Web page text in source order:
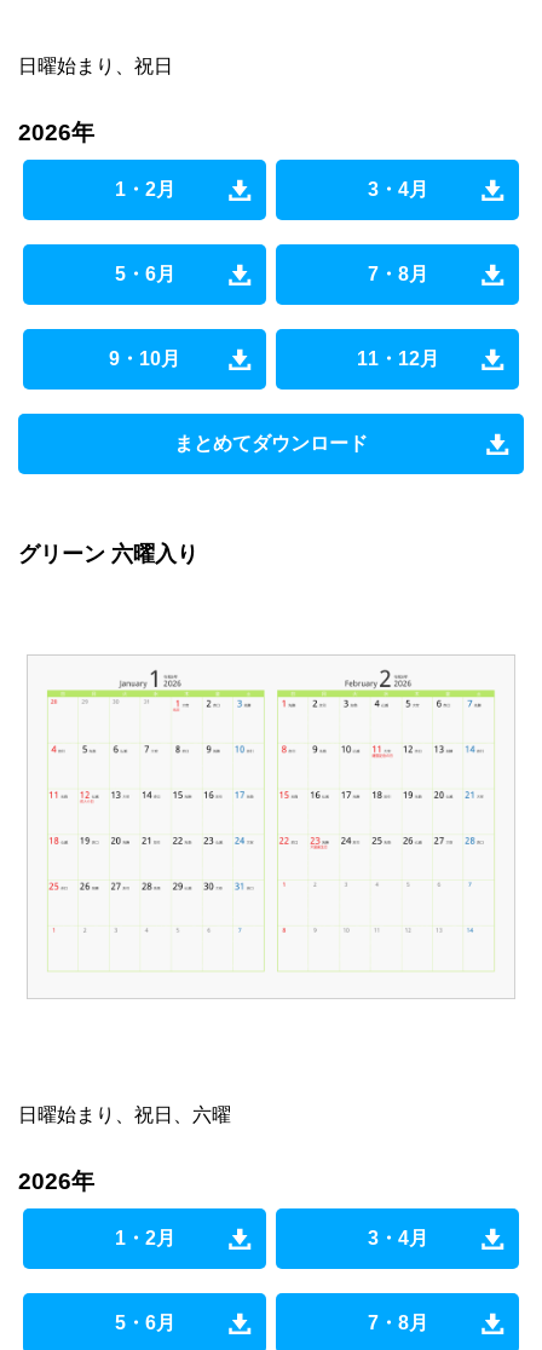
日曜始まり、祝日
2026年
1・2月 3・4月
5・6月 7・8月
9・10月 11・12月
まとめてダウンロード
グリーン 六曜入り
日曜始まり、祝日、六曜
2026年
1・2月 3・4月
5・6月 7・8月